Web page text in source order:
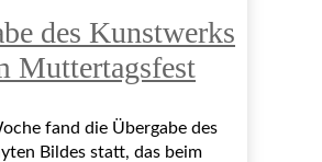
des Kunstwerks
Muttertagsfest
fand die Übergabe des
Bildes statt, das beim